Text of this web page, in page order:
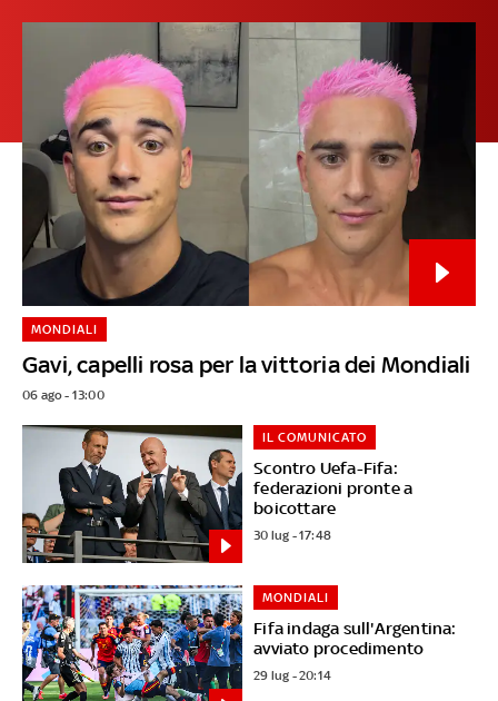
Gavi, capelli rosa per la vittoria dei Mondiali
MONDIALI
06 ago - 13:00
Scontro Uefa-Fifa:
federazioni pronte a
boicottare
IL COMUNICATO
30 lug - 17:48
Fifa indaga sull'Argentina:
avviato procedimento
MONDIALI
29 lug - 20:14